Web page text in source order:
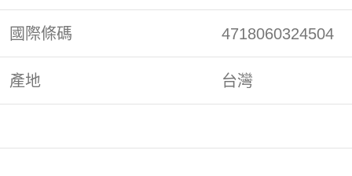
國際條碼 4718060324504
產地 台灣